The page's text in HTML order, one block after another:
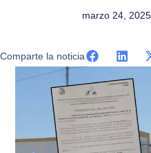
marzo 24, 2025
Comparte la noticia